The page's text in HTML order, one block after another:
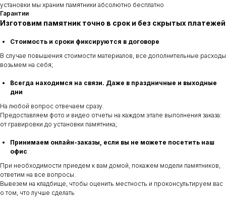
установки мы храним памятники абсолютно бесплатно
Гарантии
Изготовим памятник точно в срок и без скрытых платежей
Стоимость и сроки фиксируются в договоре
В случае повышения стоимости материалов, все дополнительные расходы
возьмем на себя;
Всегда находимся на связи. Даже в праздничные и выходные
дни
На любой вопрос отвечаем сразу.
Предоставляем фото и видео отчеты на каждом этапе выполнения заказа:
от гравировки до установки памятника;
Принимаем онлайн-заказы, если вы не можете посетить наш
офис
При необходимости приедем к вам домой, покажем модели памятников,
ответим на все вопросы.
Вывезем на кладбище, чтобы оценить местность и проконсультируем вас
о том, что лучше сделать